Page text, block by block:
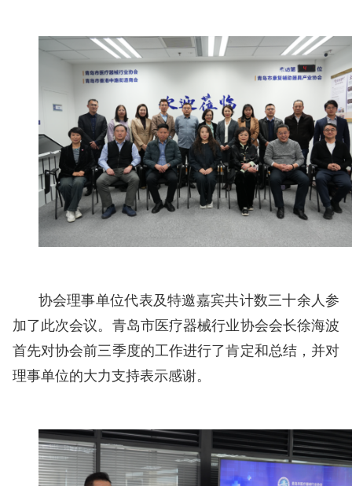
协会理事单位代表及特邀嘉宾共计数三十余人参
加了此次会议。青岛市医疗器械行业协会会长徐海波
首先对协会前三季度的工作进行了肯定和总结，并对
理事单位的大力支持表示感谢。